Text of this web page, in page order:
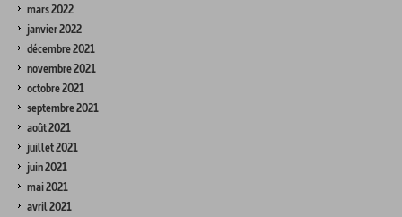
mars 2022
janvier 2022
décembre 2021
novembre 2021
octobre 2021
septembre 2021
août 2021
juillet 2021
juin 2021
mai 2021
avril 2021